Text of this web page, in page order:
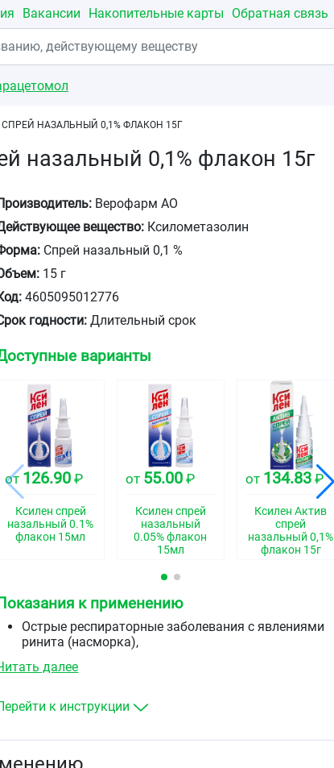
Вакансии Накопительные карты Обратная связь
НАЗАЛЬНЫЙ 0,1% ФЛАКОН 15Г
назальный 0,1% флакон 15г
Верофарм АО
вещество: Ксилометазолин
Спрей назальный 0,1 %
15 г
4605095012776
годности: Длительный срок
варианты
от 126.90 ₽
Ксилен спрей
назальный 0.1%
флакон 15мл
от 55.00₽
Ксилен спрей
назальный
0.05% флакон
15мл
от 134.83 ₽
Ксилен Актив
спрей
назальный 0,1%
флакон 15г
к применению
Острые респираторные заболевания с явлениями
ринита (насморка),
поллиноз,
евстахиит,
далее
к инструкции